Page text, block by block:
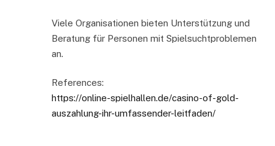
Viele Organisationen bieten Unterstützung und
Beratung für Personen mit Spielsuchtproblemen
an.
References:
https://online-spielhallen.de/casino-of-gold-
auszahlung-ihr-umfassender-leitfaden/